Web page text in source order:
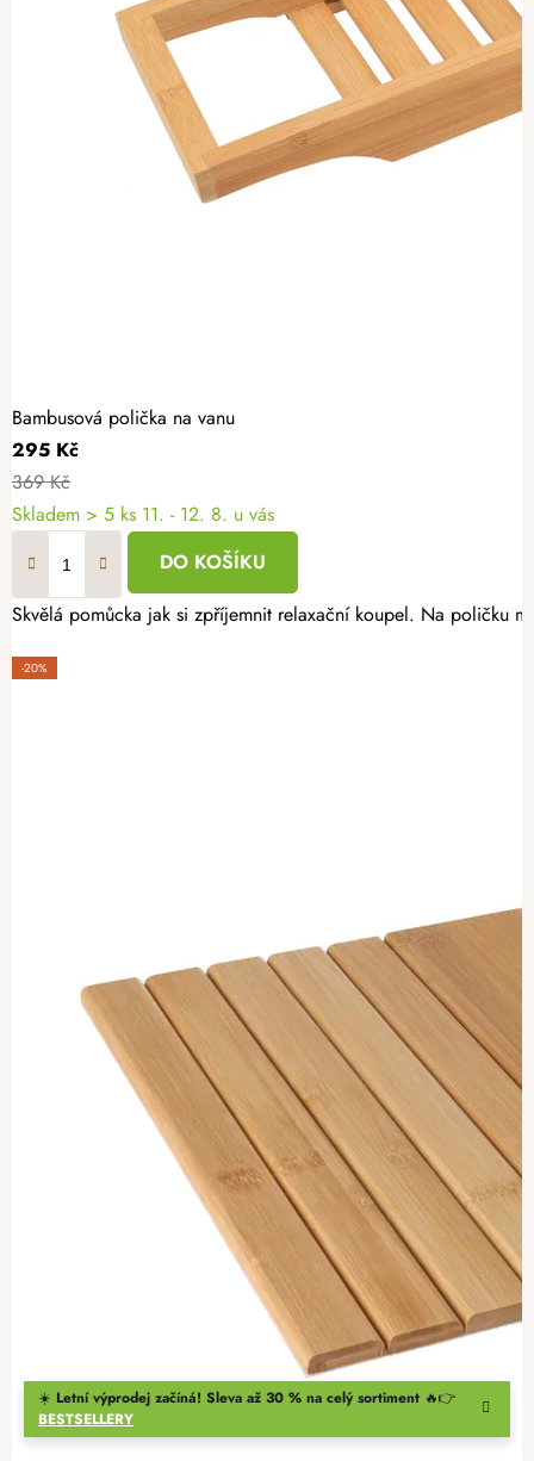
☀️ Letní výprodej začíná! Sleva až 30 % na celý sortiment 🔥👉
BESTSELLERY
Bambusová polička na vanu
295 Kč
369 Kč
Skladem > 5 ks 11. - 12. 8. u vás
DO KOŠÍKU
Skvělá pomůcka jak si zpříjemnit relaxační koupel. Na poličku
-20%